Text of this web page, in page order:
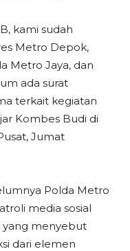
kami sudah
Metro Depok,
Metro Jaya, dan
ada surat
terkait kegiatan
Kombes Budi di
Jumat
Polda Metro
media sosial
yang menyebut
dari elemen